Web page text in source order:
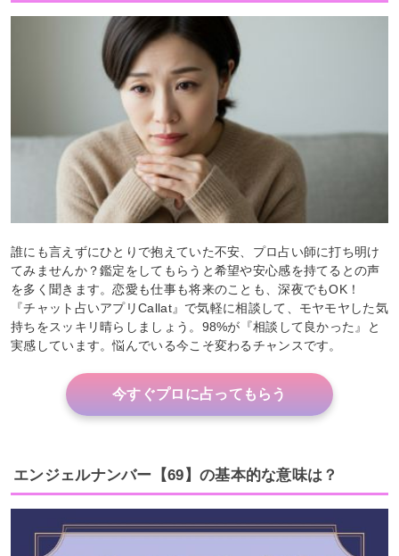
誰にも言えずにひとりで抱えていた不安、プロ占い師に打ち明け
てみませんか？鑑定をしてもらうと希望や安心感を持てるとの声
を多く聞きます。恋愛も仕事も将来のことも、深夜でもOK！
『チャット占いアプリCallat』で気軽に相談して、モヤモヤした気
持ちをスッキリ晴らしましょう。98%が『相談して良かった』と
実感しています。悩んでいる今こそ変わるチャンスです。
今すぐプロに占ってもらう
エンジェルナンバー【69】の基本的な意味は？